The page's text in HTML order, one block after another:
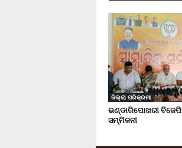
ଜିଲ୍ଲା ପରିକ୍ରମା
ଭଣ୍ଡାରିପୋଖରୀ
ସମ୍ମିଳନୀ